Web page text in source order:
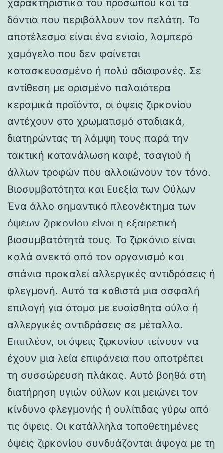
χαρακτηριστικά του προσώπου και τα
δόντια που περιβάλλουν τον πελάτη. Το
αποτέλεσμα είναι ένα ενιαίο, λαμπερό
χαμόγελο που δεν φαίνεται
κατασκευασμένο ή πολύ αδιαφανές. Σε
αντίθεση με ορισμένα παλαιότερα
κεραμικά προϊόντα, οι όψεις ζιρκονίου
αντέχουν στο χρωματισμό σταδιακά,
διατηρώντας τη λάμψη τους παρά την
τακτική κατανάλωση καφέ, τσαγιού ή
άλλων τροφών που αλλοιώνουν τον τόνο.
Βιοσυμβατότητα και Ευεξία των Ούλων
Ένα άλλο σημαντικό πλεονέκτημα των
όψεων ζιρκονίου είναι η εξαιρετική
βιοσυμβατότητά τους. Το ζιρκόνιο είναι
καλά ανεκτό από τον οργανισμό και
σπάνια προκαλεί αλλεργικές αντιδράσεις ή
φλεγμονή. Αυτό τα καθιστά μια ασφαλή
επιλογή για άτομα με ευαίσθητα ούλα ή
αλλεργικές αντιδράσεις σε μέταλλα.
Επιπλέον, οι όψεις ζιρκονίου τείνουν να
έχουν μια λεία επιφάνεια που αποτρέπει
τη συσσώρευση πλάκας. Αυτό βοηθά στη
διατήρηση υγιών ούλων και μειώνει τον
κίνδυνο φλεγμονής ή ουλίτιδας γύρω από
τις όψεις. Οι κατάλληλα τοποθετημένες
όψεις ζιρκονίου συνδυάζονται άψογα με τη